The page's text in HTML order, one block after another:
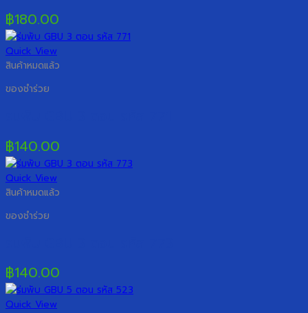
฿180.00
Quick View
สินค้าหมดแล้ว
ของชำร่วย
฿140.00
Quick View
สินค้าหมดแล้ว
ของชำร่วย
฿140.00
Quick View